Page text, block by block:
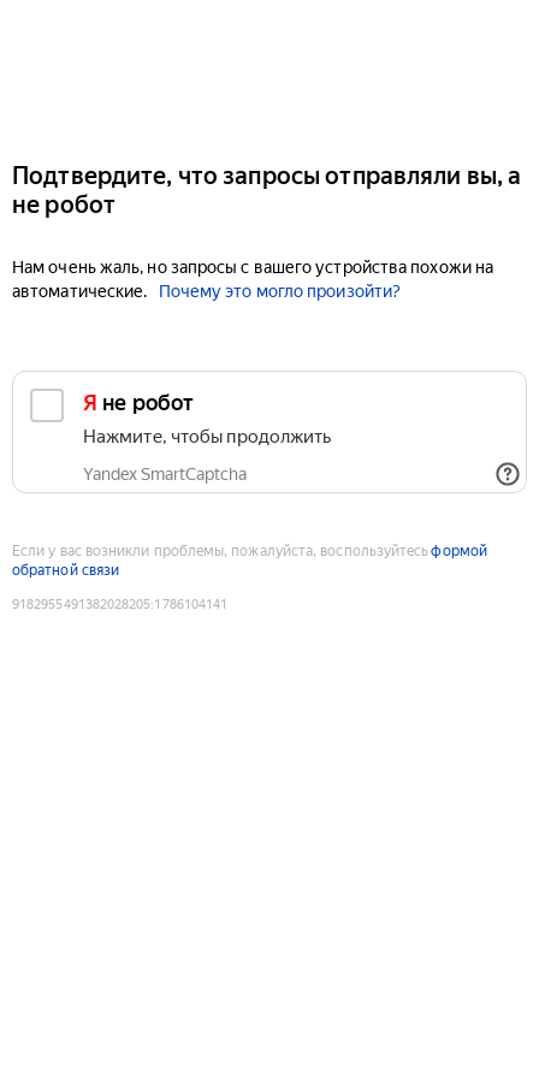
Подтвердите, что запросы отправляли вы, а
не робот
Нам очень жаль, но запросы с вашего устройства похожи на
автоматические.
Почему это могло произойти?
Я не робот
Нажмите, чтобы продолжить
Yandex SmartCaptcha
Если у вас возникли проблемы, пожалуйста, воспользуйтесьформой
обратной связи
9182955491382028205:1786104141